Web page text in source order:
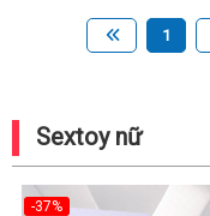
1
Sextoy nữ
-37%